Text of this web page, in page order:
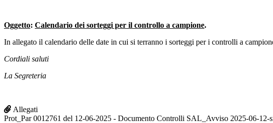
Oggetto: Calendario dei sorteggi per il controllo a campione.
In allegato il calendario delle date in cui si terranno i sorteggi per i controlli a
Cordiali saluti
La Segreteria
Allegati
Prot_Par 0012761 del 12-06-2025 - Documento Controlli SAL_Avviso 2025-06-12-